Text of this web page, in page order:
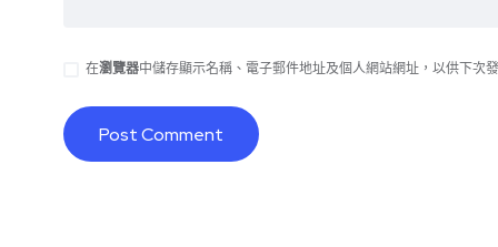
在瀏覽器中儲存顯示名稱、電子郵件地址及個人網站網址，以供下次